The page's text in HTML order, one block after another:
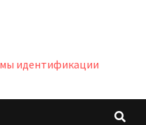
идентификации